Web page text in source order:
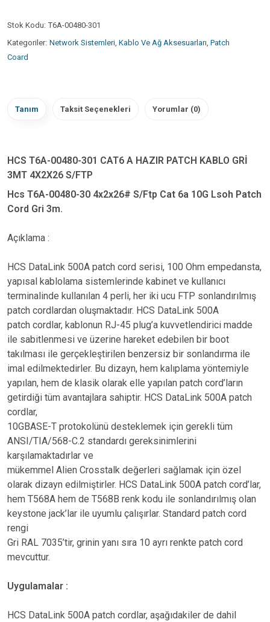
Stok Kodu: T6A-00480-301
Kategoriler: Network Sistemleri, Kablo Ve Ağ Aksesuarları, Patch
Coard
Tanım Taksit Seçenekleri Yorumlar (0)
HCS T6A-00480-301 CAT6 A HAZIR PATCH KABLO GRİ
3MT 4X2X26 S/FTP
Hcs T6A-00480-30 4x2x26# S/Ftp Cat 6a 10G Lsoh Patch
Cord Gri 3m.
Açıklama :
HCS DataLink 500A patch cord serisi, 100 Ohm empedansta,
yapısal kablolama sistemlerinde kabinet ve kullanıcı
terminalinde kullanılan 4 perli, her iki ucu FTP sonlandırılmış
patch cordlardan oluşmaktadır. HCS DataLink 500A
patch cordlar, kablonun RJ-45 plug’a kuvvetlendirici madde
ile sabitlenmesi ve üzerine hareket edebilen bir boot
takılması ile gerçekleştirilen benzersiz bir sonlandırma ile
imal edilmektedirler. Bu dizayn, hem kalıplama yöntemiyle
yapılan, hem de klasik olarak elle yapılan patch cord’ların
getirdiği tüm avantajlara sahiptir. HCS DataLink 500A patch
cordlar,
10GBASE-T protokolünü desteklemek için gerekli tüm
ANSI/TIA/568-C.2 standardı gereksinimlerini
karşılamaktadırlar ve
mükemmel Alien Crosstalk değerleri sağlamak için özel
olarak dizayn edilmiştirler. HCS DataLink 500A patch cord’lar,
hem T568A hem de T568B renk kodu ile sonlandırılmış olan
keystone jack’lar ile uyumlu çalışırlar. Standard patch cord
rengi
Gri RAL 7035’tir, grinin yanı sıra 10 ayrı renkte patch cord
mevcuttur.
Uygulamalar :
HCS DataLink 500A patch cordlar, aşağıdakiler de dahil